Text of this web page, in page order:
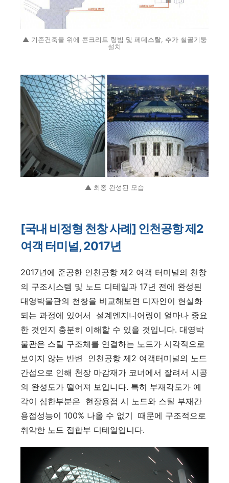
▲ 기존건축물 위에 콘크리트 링빔 및 페데스탈, 추가 철골기둥
설치
▲ 최종 완성된 모습
[국내 비정형 천창 사례] 인천공항 제2
여객 터미널, 2017년
2017년에 준공한 인천공항 제2 여객 터미널의 천창
의 구조시스템 및 노드 디테일과 17년 전에 완성된
대영박물관의 천창을 비교해보면 디자인이 현실화
되는 과정에 있어서 설계엔지니어링이 얼마나 중요
한 것인지 충분히 이해할 수 있을 것입니다. 대영박
물관은 스틸 구조체를 연결하는 노드가 시각적으로
보이지 않는 반변 인천공항 제2 여객터미널의 노드
간섭으로 인해 천장 마감재가 코너에서 잘려서 시공
의 완성도가 떨어져 보입니다. 특히 부재각도가 예
각이 심한부분은 현장용접 시 노드와 스틸 부재간
용접성능이 100% 나올 수 없기 때문에 구조적으로
취약한 노드 접합부 디테일입니다.